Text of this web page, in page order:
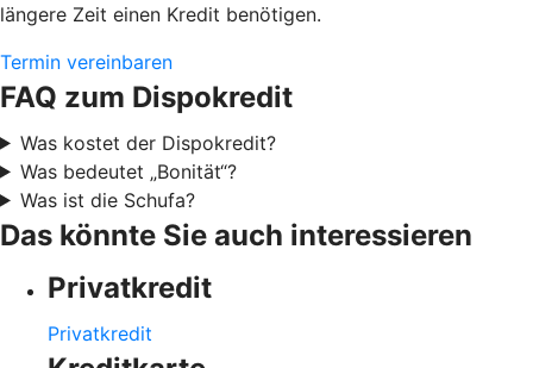
längere Zeit einen Kredit benötigen.
Termin vereinbaren
FAQ zum Dispokredit
Was kostet der Dispokredit?
Was bedeutet „Bonität“?
Was ist die Schufa?
Das könnte Sie auch interessieren
Privatkredit
Privatkredit